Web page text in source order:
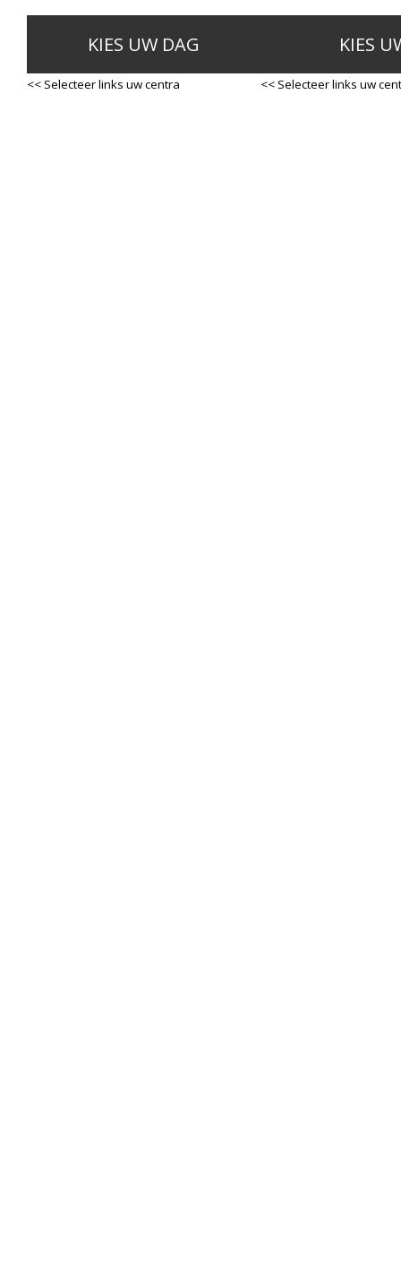
KIES UW DAG
<< Selecteer links uw centra
KIES
<< Selecteer links uw